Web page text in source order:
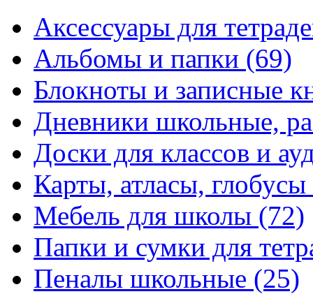
Аксессуары для
Альбомы и папки (69)
Блокноты и записные
Дневники школьные,
Доски для классов и
Карты, атласы, глобусы
Мебель для школы (72)
Папки и сумки для
Пеналы школьные (25)